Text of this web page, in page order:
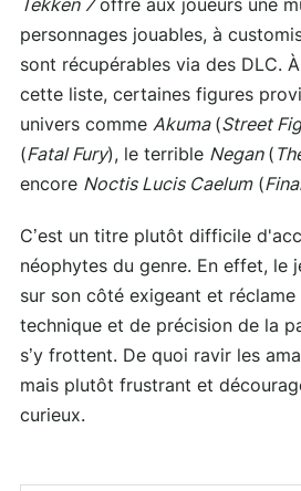
Tekken 7offre aux joueurs une
personnages jouables, à
sont récupérables via des DLC.
cette liste, certaines figures
univers comme Akuma (Street
(Fatal Fury), le terrible Negan (
encore Noctis Lucis Caelum(
C’est un titre plutôt difficile
néophytes du genre. En effet, le
sur son côté exigeant et
technique et de précision de la
s’y frottent. De quoi ravir les
mais plutôt frustrant et
curieux.